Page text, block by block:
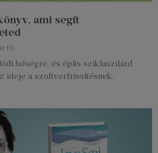
ami segít
10.
bőségre, és építs sziklaszilárd
ideje a szoftverfrissítésnek.